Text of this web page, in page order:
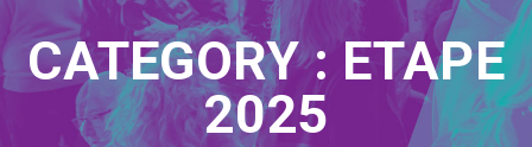
CATEGORY :ETAPE
2025